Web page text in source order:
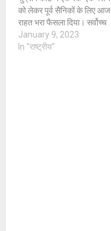
को लेकर पूर्व सैनिकों के लिए आज
राहत भरा फैसला दिया। सर्वोच्च
अदालत ने केंद्र सरकार को आदेश
दिया है कि सशस्त्र बलों के सभी
January 9, 2023
In "राष्ट्रीय"